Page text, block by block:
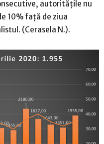
autoritățile nu
10% față de ziua
(Cerasela N.).